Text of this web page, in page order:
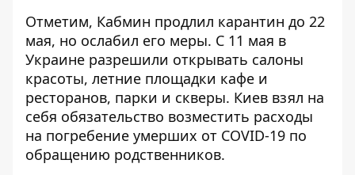
Отметим, Кабмин продлил карантин до 22
мая, но ослабил его меры. С 11 мая в
Украине разрешили открывать салоны
красоты, летние площадки кафе и
ресторанов, парки и скверы. Киев взял на
себя обязательство возместить расходы
на погребение умерших от COVID-19 по
обращению родственников.